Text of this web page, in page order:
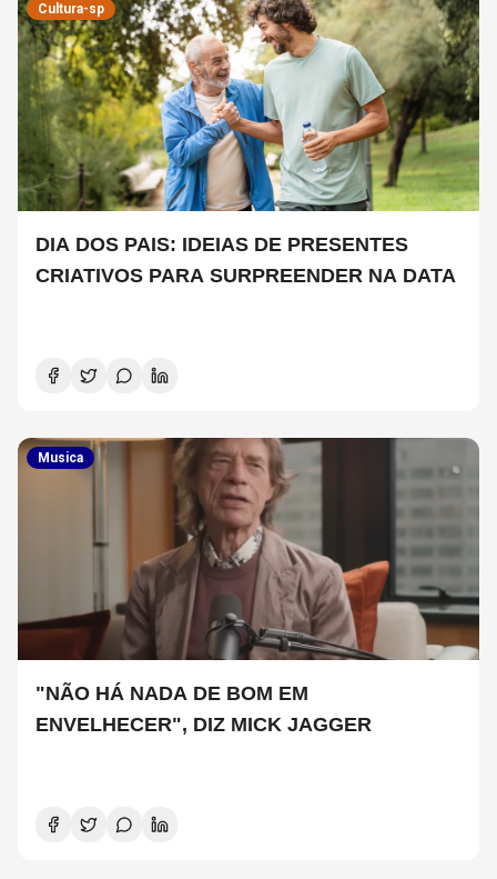
Cultura-sp
DIA DOS PAIS: IDEIAS DE PRESENTES
CRIATIVOS PARA SURPREENDER NA DATA
Musica
"NÃO HÁ NADA DE BOM EM
ENVELHECER", DIZ MICK JAGGER